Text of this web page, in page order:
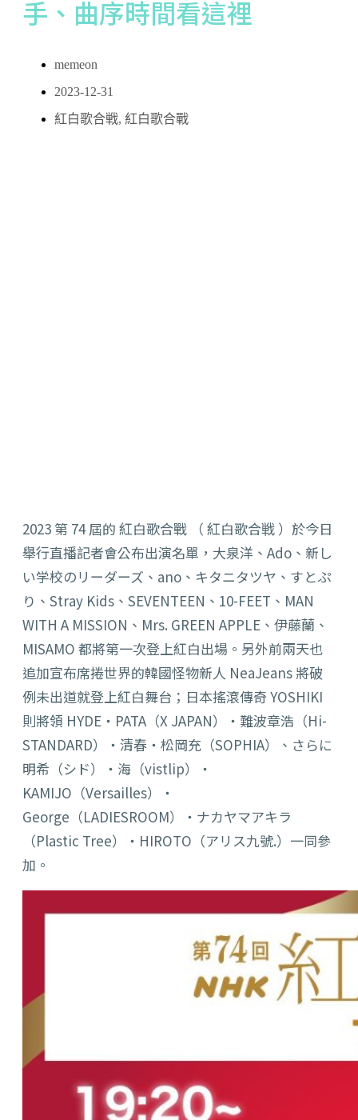
手、曲序時間看這裡
memeon
2023-12-31
紅白歌合戦, 紅白歌合戰
2023 第 74 屆的 紅白歌合戰 （ 紅白歌合戦 ）於今日
舉行直播記者會公布出演名單，大泉洋、Ado、新し
い学校のリーダーズ、ano、キタニタツヤ、すとぷ
り、Stray Kids、SEVENTEEN、10-FEET、MAN
WITH A MISSION、Mrs. GREEN APPLE、伊藤蘭、
MISAMO 都將第一次登上紅白出場。另外前兩天也
追加宣布席捲世界的韓國怪物新人 NeaJeans 將破
例未出道就登上紅白舞台；日本搖滾傳奇 YOSHIKI
則將領 HYDE・PATA（X JAPAN）・難波章浩（Hi-
STANDARD）・清春・松岡充（SOPHIA）、さらに
明希（シド）・海（vistlip）・
KAMIJO（Versailles）・
George（LADIESROOM）・ナカヤマアキラ
（Plastic Tree）・HIROTO（アリス九號.）一同參
加。